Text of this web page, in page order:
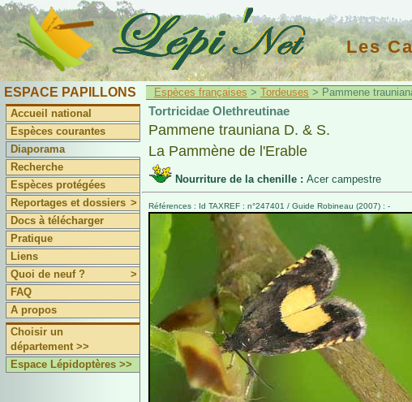
Les
ESPACE PAPILLONS
Accueil national
Espèces courantes
Diaporama
Recherche
Espèces protégées
Reportages et dossiers >
Docs à télécharger
Pratique
Liens
Quoi de neuf ?
>
FAQ
A propos
Choisir un
département >>
Espace Lépidoptères >>
Espèces françaises > Tordeuses > Pammene
Tortricidae Olethreutinae
Pammene trauniana D. & S.
La Pammène de l'Erable
Nourriture de la chenille : Acer campestre
Références : Id TAXREF : n°247401 / Guide Robineau (2007) : -